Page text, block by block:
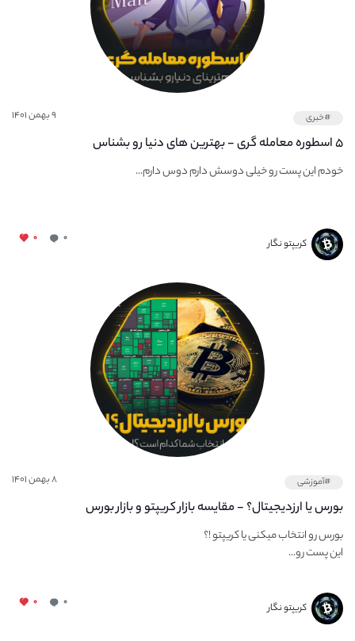
#خبری ۹ بهمن ۱۴۰۱
۵ اسطوره معامله گری - بهترین های دنیا رو بشناس
خودم این پست رو خیلی دوسش دارم دوس دارم...
کریپتو نگار ۰ ۰
#آموزشی ۸ بهمن ۱۴۰۱
بورس یا ارزدیجیتال؟ - مقایسه بازار کریپتو و بازار بورس
بورس رو انتخاب میکنی یا کریپتو !؟
این پست رو...
کریپتو نگار ۰ ۰